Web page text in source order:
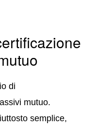
di
mutuo.
semplice,